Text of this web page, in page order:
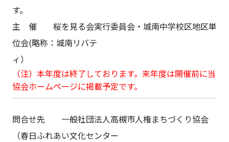
す
主 催 桜を見る会実行委員会・城南中学校区地区単
位会(略称：城南リバテ
ィ
（注）本年度は終了しております。来年度は開催前に当
協会ホームページに掲載予定です。
問合せ先 一般社団法人高槻市人権まちづくり協会
（春日ふれあい文化センター